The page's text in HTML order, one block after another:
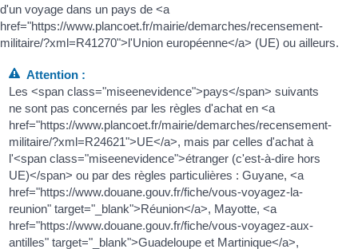
d'un voyage dans un pays de <a
href="https://www.plancoet.fr/mairie/demarches/recensement-
militaire/?xml=R41270">l'Union européenne</a> (UE) ou ailleurs.
Attention :
Les <span class="miseenevidence">pays</span> suivants
ne sont pas concernés par les règles d'achat en <a
href="https://www.plancoet.fr/mairie/demarches/recensement-
militaire/?xml=R24621">UE</a>, mais par celles d'achat à
l'<span class="miseenevidence">étranger (c'est-à-dire hors
UE)</span> ou par des règles particulières : Guyane, <a
href="https://www.douane.gouv.fr/fiche/vous-voyagez-la-
reunion" target="_blank">Réunion</a>, Mayotte, <a
href="https://www.douane.gouv.fr/fiche/vous-voyagez-aux-
antilles" target="_blank">Guadeloupe et Martinique</a>,